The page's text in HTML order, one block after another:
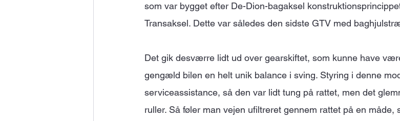
som var bygget efter De-Dion-bagaksel
Transaksel. Dette var således den sidste GTV med
Det gik desværre lidt ud over gearskiftet, som kunne have
gengæld bilen en helt unik balance i sving. Styring i denne
serviceassistance, så den var lidt tung på rattet, men det
ruller. Så føler man vejen ufiltreret gennem rattet på en måde,